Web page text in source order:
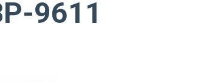
9611